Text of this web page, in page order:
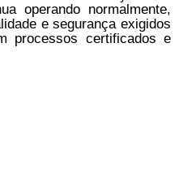
operando normalmente,
e segurança exigidos
processos certificados e